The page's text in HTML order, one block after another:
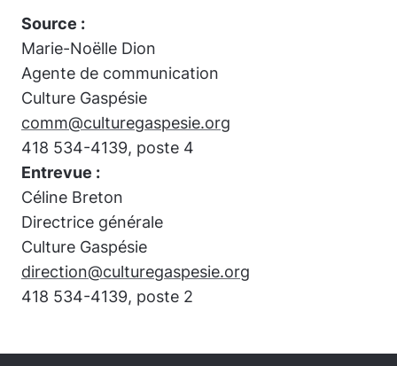
Source :
Marie-Noëlle Dion
Agente de communication
Culture Gaspésie
comm@culturegaspesie.org
418 534-4139, poste 4
Entrevue :
Céline Breton
Directrice générale
Culture Gaspésie
direction@culturegaspesie.org
418 534-4139, poste 2